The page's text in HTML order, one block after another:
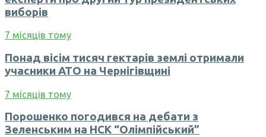
виборів
7 місяців тому
Понад вісім тисяч гектарів землі отримали
учасники АТО на Чернігівщині
7 місяців тому
Порошенко погодився на дебати з
Зеленським на НСК “Олімпійський”